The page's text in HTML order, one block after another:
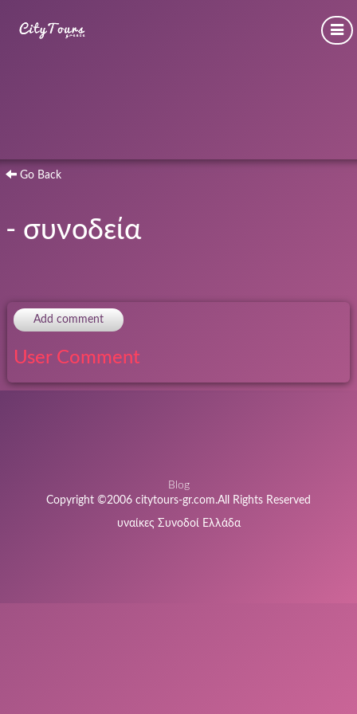
Go Back
- συνοδεία
Add comment
User Comment
Blog
Copyright ©2006 citytours-gr.com.All Rights Reserved
υναίκες Συνοδοί Ελλάδα